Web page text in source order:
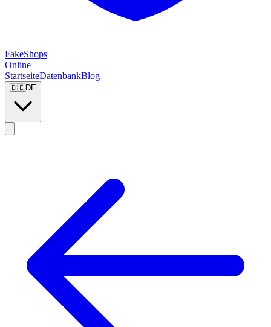
FakeShops
Online
StartseiteDatenbankBlog
🇩🇪DE